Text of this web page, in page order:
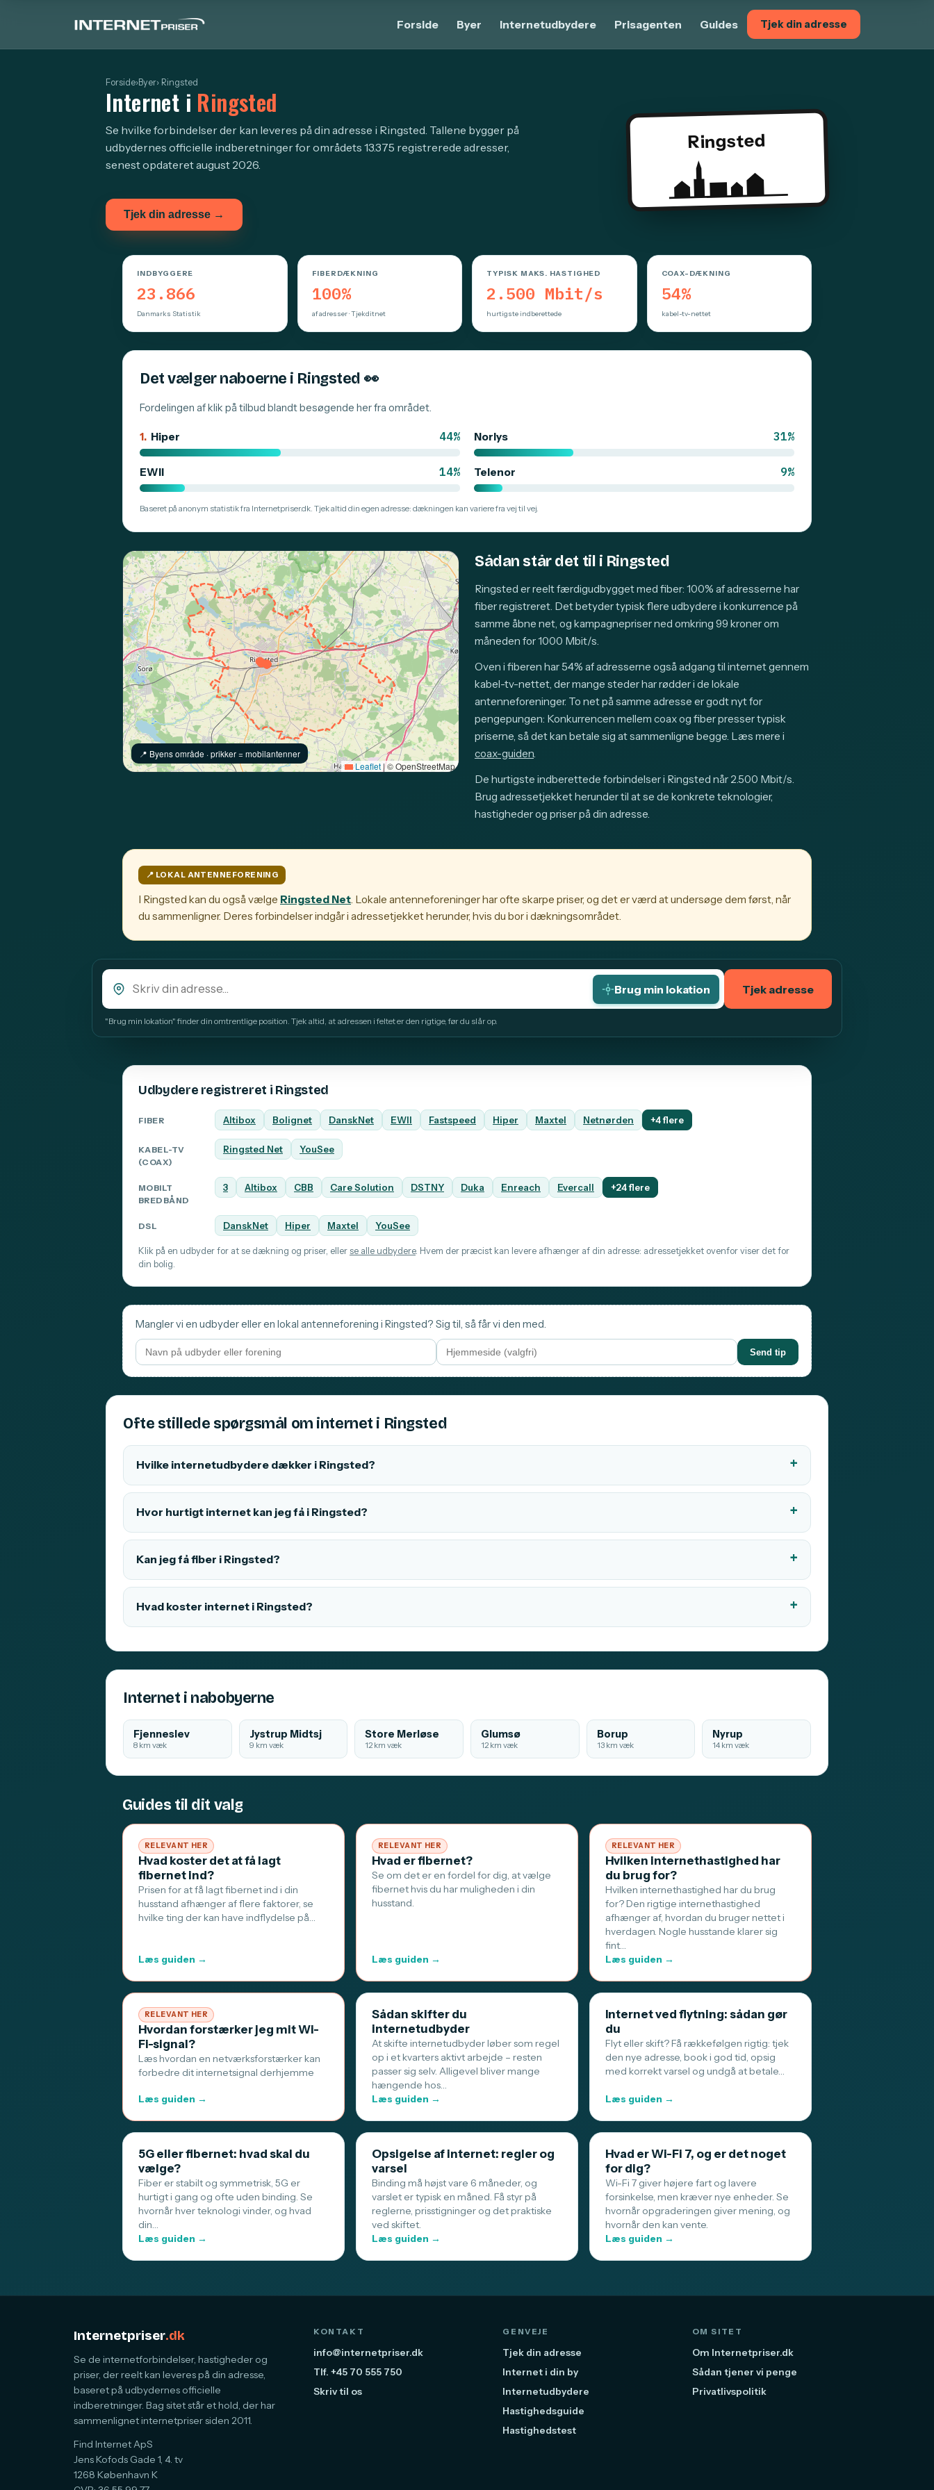
Forside Byer Internetudbydere Prisagenten Guides Tjek din adresse
Forside›Byer› Ringsted
Internet i Ringsted
Se hvilke forbindelser der kan leveres på din adresse i Ringsted. Tallene bygger på
udbydernes officielle indberetninger for områdets 13.375 registrerede adresser,
senest opdateret august 2026.
Tjek din adresse →
Ringsted
INDBYGGERE
23.866
Danmarks Statistik
FIBERDÆKNING
100%
af adresser · Tjekditnet
TYPISK MAKS. HASTIGHED
2.500 Mbit/s
hurtigste indberettede
COAX-DÆKNING
54%
kabel-tv-nettet
Det vælger naboerne i Ringsted 👀
Fordelingen af klik på tilbud blandt besøgende her fra området.
1. Hiper 44% Norlys 31%
EWII 14% Telenor 9%
Baseret på anonym statistik fra Internetpriser.dk. Tjek altid din egen adresse: dækningen kan variere fra vej til vej.
📍️ Byens område · prikker = mobilantenner
Leaflet|© OpenStreetMap
Sådan står det til i Ringsted
Ringsted er reelt færdigudbygget med fiber: 100% af adresserne har
fiber registreret. Det betyder typisk flere udbydere i konkurrence på
samme åbne net, og kampagnepriser ned omkring 99 kroner om
måneden for 1000 Mbit/s.
Oven i fiberen har 54% af adresserne også adgang til internet gennem
kabel-tv-nettet, der mange steder har rødder i de lokale
antenneforeninger. To net på samme adresse er godt nyt for
pengepungen: Konkurrencen mellem coax og fiber presser typisk
priserne, så det kan betale sig at sammenligne begge. Læs mere i
coax-guiden.
De hurtigste indberettede forbindelser i Ringsted når 2.500 Mbit/s.
Brug adressetjekket herunder til at se de konkrete teknologier,
hastigheder og priser på din adresse.
📍️ LOKAL ANTENNEFORENING
I Ringsted kan du også vælge Ringsted Net. Lokale antenneforeninger har ofte skarpe priser, og det er værd at undersøge dem først, når
du sammenligner. Deres forbindelser indgår i adressetjekket herunder, hvis du bor i dækningsområdet.
Brug min lokation Tjek adresse
"Brug min lokation" finder din omtrentlige position. Tjek altid, at adressen i feltet er den rigtige, før du slår op.
Udbydere registreret i Ringsted
FIBER Altibox Bolignet DanskNet EWII Fastspeed Hiper Maxtel Netnørden +4 flere
KABEL-TV
(COAX)
Ringsted Net YouSee
MOBILT
BREDBÅND
3 Altibox CBB Care Solution DSTNY Duka Enreach Evercall +24 flere
DSL DanskNet Hiper Maxtel YouSee
Klik på en udbyder for at se dækning og priser, eller se alle udbydere. Hvem der præcist kan levere afhænger af din adresse: adressetjekket ovenfor viser det for
din bolig.
Mangler vi en udbyder eller en lokal antenneforening i Ringsted? Sig til, så får vi den med.
Send tip
Ofte stillede spørgsmål om internet i Ringsted
Hvilke internetudbydere dækker i Ringsted?
Hvor hurtigt internet kan jeg få i Ringsted?
Kan jeg få fiber i Ringsted?
Hvad koster internet i Ringsted?
Internet i nabobyerne
Fjenneslev
8 km væk
Jystrup Midtsj
9 km væk
Store Merløse
12 km væk
Glumsø
12 km væk
Borup
13 km væk
Nyrup
14 km væk
Guides til dit valg
RELEVANT HER
Hvad koster det at få lagt
fibernet ind?
Prisen for at få lagt fibernet ind i din
husstand afhænger af flere faktorer, se
hvilke ting der kan have indflydelse på…
Læs guiden →
RELEVANT HER
Hvad er fibernet?
Se om det er en fordel for dig, at vælge
fibernet hvis du har muligheden i din
husstand.
Læs guiden →
RELEVANT HER
Hvilken internethastighed har
du brug for?
Hvilken internethastighed har du brug
for? Den rigtige internethastighed
afhænger af, hvordan du bruger nettet i
hverdagen. Nogle husstande klarer sig
fint…
Læs guiden →
RELEVANT HER
Hvordan forstærker jeg mit Wi-
Fi-signal?
Læs hvordan en netværksforstærker kan
forbedre dit internetsignal derhjemme
Læs guiden →
Sådan skifter du
internetudbyder
At skifte internetudbyder løber som regel
op i et kvarters aktivt arbejde – resten
passer sig selv. Alligevel bliver mange
hængende hos…
Læs guiden →
Internet ved flytning: sådan gør
du
Flyt eller skift? Få rækkefølgen rigtig: tjek
den nye adresse, book i god tid, opsig
med korrekt varsel og undgå at betale…
Læs guiden →
5G eller fibernet: hvad skal du
vælge?
Fiber er stabilt og symmetrisk, 5G er
hurtigt i gang og ofte uden binding. Se
hvornår hver teknologi vinder, og hvad
din…
Læs guiden →
Opsigelse af internet: regler og
varsel
Binding må højst vare 6 måneder, og
varslet er typisk en måned. Få styr på
reglerne, prisstigninger og det praktiske
ved skiftet.
Læs guiden →
Hvad er Wi-Fi 7, og er det noget
for dig?
Wi-Fi 7 giver højere fart og lavere
forsinkelse, men kræver nye enheder. Se
hvornår opgraderingen giver mening, og
hvornår den kan vente.
Læs guiden →
Internetpriser.dk
Se de internetforbindelser, hastigheder og
priser, der reelt kan leveres på din adresse,
baseret på udbydernes officielle
indberetninger. Bag sitet står et hold, der har
sammenlignet internetpriser siden 2011.
Find Internet ApS
Jens Kofods Gade 1, 4. tv
1268 København K
KONTAKT
info@internetpriser.dk
Tlf. +45 70 555 750
Skriv til os
GENVEJE
Tjek din adresse
Internet i din by
Internetudbydere
Hastighedsguide
Hastighedstest
OM SITET
Om Internetpriser.dk
Sådan tjener vi penge
Privatlivspolitik